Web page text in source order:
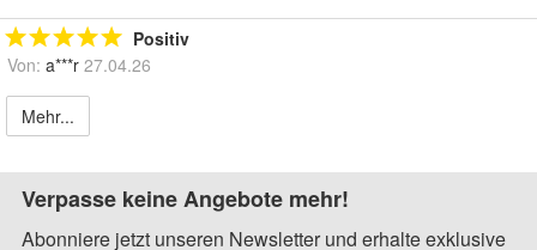
Positiv
Von: a***r 27.04.26
Mehr...
Verpasse keine Angebote mehr!
Abonniere jetzt unseren Newsletter und erhalte exklusive